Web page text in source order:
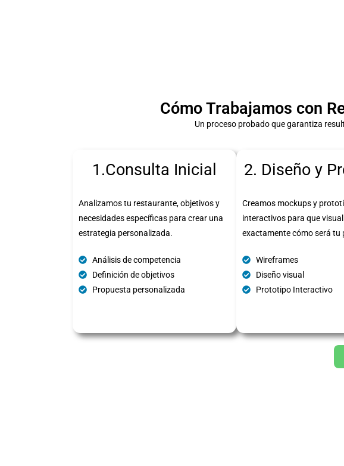
Cómo Trabajamos con
Un proceso probado que garantiza
1.Consulta Inicial
Analizamos tu restaurante, objetivos y
necesidades específicas para crear una
estrategia personalizada.
Análisis de competencia
Definición de objetivos
Propuesta personalizada
2. Diseño y
Creamos mockups y
interactivos para que
exactamente cómo será tu
Wireframes
Diseño visual
Prototipo Interactivo